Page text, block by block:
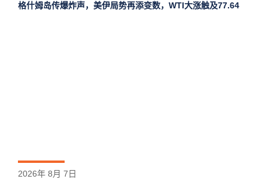
格什姆岛‌传爆炸声，美伊局势再添变数，WTI大涨触及77.64
2026年 8月 7日